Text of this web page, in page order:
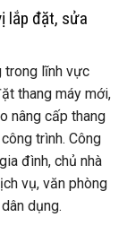
lắp đặt, sửa
trong lĩnh vực
thang máy mới,
nâng cấp thang
trình. Công
đình, chủ nhà
vụ, văn phòng
dụng.